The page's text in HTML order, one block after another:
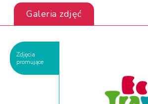
Galeria zdjęć
Zdjęcia
promujące